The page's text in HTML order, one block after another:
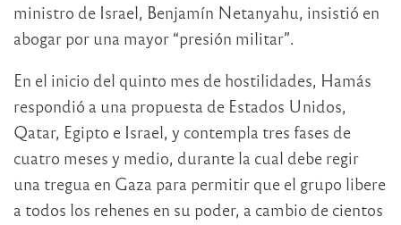
ministro de Israel, Benjamín Netanyahu, insistió en
abogar por una mayor “presión militar”.
En el inicio del quinto mes de hostilidades, Hamás
respondió a una propuesta de Estados Unidos,
Qatar, Egipto e Israel, y contempla tres fases de
cuatro meses y medio, durante la cual debe regir
una tregua en Gaza para permitir que el grupo libere
a todos los rehenes en su poder, a cambio de cientos